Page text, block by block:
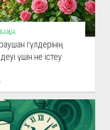
гүлдерінің
үшін не істеу